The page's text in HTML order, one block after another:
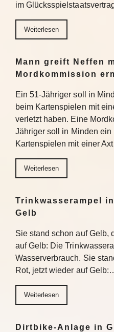
im
Weiterlesen
Mann greift Neffen
Mordkommission
Ein 51-Jähriger soll in
beim Kartenspielen mit
verletzt haben. Eine
Jähriger soll in Minden
Kartenspielen mit einer
Weiterlesen
Trinkwasserampel
Gelb
Sie stand schon auf Gelb,
auf Gelb: Die
Wasserverbrauch. Sie
Rot, jetzt wieder auf
Weiterlesen
Dirtbike-Anlage in